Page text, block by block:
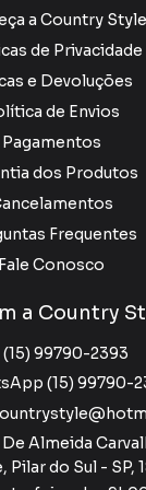
a Country Style
de Privacidade
e Devoluções
de Envios
Pagamentos
dos Produtos
Frequentes
Fale Conosco
a Country
(15) 99790-2393
(15) 99790-
De Almeida
do Sul - SP,